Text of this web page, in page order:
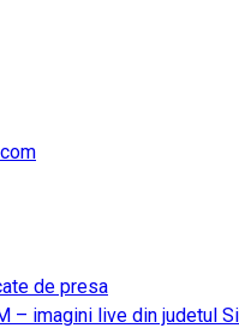
de presa
– imagini live din judetul